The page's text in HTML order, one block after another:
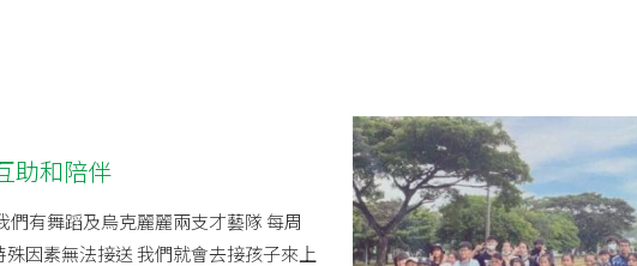
助和陪伴
們有舞蹈及烏克麗麗兩支才藝隊 每周
因素無法接送 我們就會去接孩子來上